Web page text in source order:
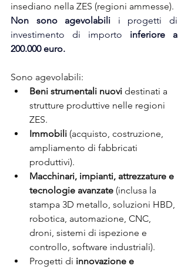
insediano nella ZES (regioni ammesse).
Non sono agevolabili i progetti di
investimento di importo inferiore a
200.000 euro.
Sono agevolabili:
Beni strumentali nuovi destinati a
strutture produttive nelle regioni
ZES.
Immobili (acquisto, costruzione,
ampliamento di fabbricati
produttivi).
Macchinari, impianti, attrezzature e
tecnologie avanzate (inclusa la
stampa 3D metallo, soluzioni HBD,
robotica, automazione, CNC,
droni, sistemi di ispezione e
controllo, software industriali).
Progetti di innovazione e